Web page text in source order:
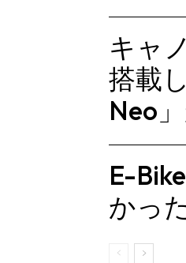
キャ
搭載
Neo
E-
かっ